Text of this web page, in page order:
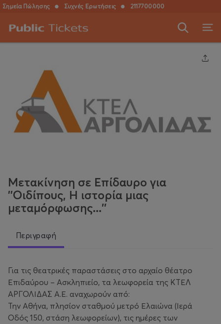
Σημεία Πώλησης ● Συχνές Ερωτήσεις ● 2117700000
Μετακίνηση σε Επίδαυρο για
''Οιδίπους, Η ιστορία μιας
μεταμόρφωσης...''
Περιγραφή
Για τις θεατρικές παραστάσεις στο αρχαίο θέατρο
Επιδαύρου – Ασκληπιείο, τα λεωφορεία της ΚΤΕΛ
ΑΡΓΟΛΙΔΑΣ Α.Ε. αναχωρούν από:
Την Αθήνα, πλησίον σταθμού μετρό Ελαιώνα (Ιερά
Οδός 150, στάση λεωφορείων), τις ημέρες των